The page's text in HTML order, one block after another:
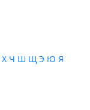
Х Ч Ш Щ Э Ю Я